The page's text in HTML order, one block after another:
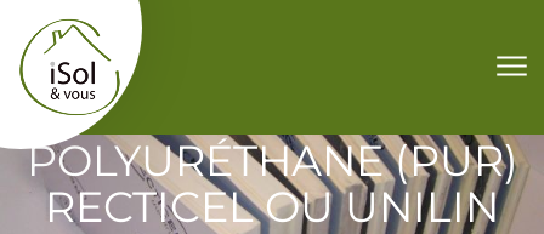
Aller au contenu
POLYURÉTHANE (PUR)
RECTICEL OU UNILIN